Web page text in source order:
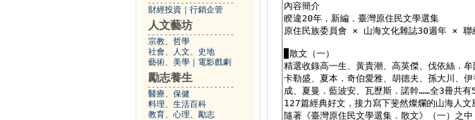
財經投資 行銷企管
人文藝坊
宗教、哲學
社會、人文、史地
藝術、美學
電影戲劇
勵志養生
醫療、保健
料理、生活百科
教育、心理、勵志